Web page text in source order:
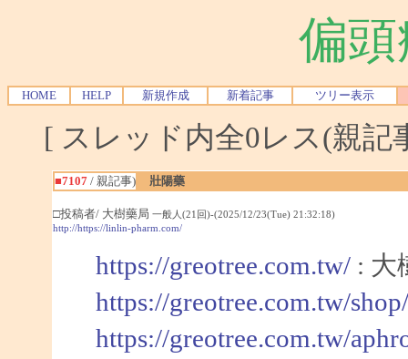
偏
HOME HELP 新規作成 新着記事 ツリー表示
[ スレッド内全0レス(親
■7107/ 親記事) 壯陽藥
□投稿者/ 大樹藥局 一般人(21回)-(2025/12/23(Tue) 21:32:18)
http://https://linlin-pharm.com/
https://greotree.com.tw/: 大
https://greotree.com.tw/
https://greotree.com.tw/